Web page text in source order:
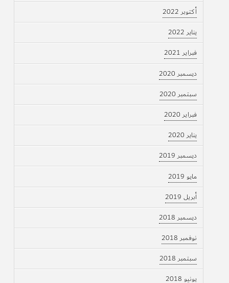
أكتوبر 2022
يناير 2022
فبراير 2021
ديسمبر 2020
سبتمبر 2020
فبراير 2020
يناير 2020
ديسمبر 2019
مايو 2019
أبريل 2019
ديسمبر 2018
نوفمبر 2018
سبتمبر 2018
يونيو 2018